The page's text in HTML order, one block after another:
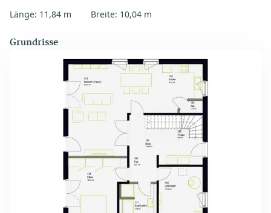
Länge: 11,84 m Breite: 10,04 m
Grundrisse